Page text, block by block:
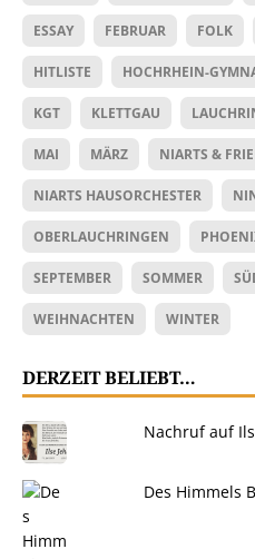
ESSAY FEBRUAR FOLK
HITLISTE HOCHRHEIN-
KGT KLETTGAU
MAI MÄRZ NIARTS &
NIARTS HAUSORCHESTER
OBERLAUCHRINGEN
SEPTEMBER SOMMER
WEIHNACHTEN WINTER
DERZEIT BELIEBT…
Nachruf auf
Des Himmels